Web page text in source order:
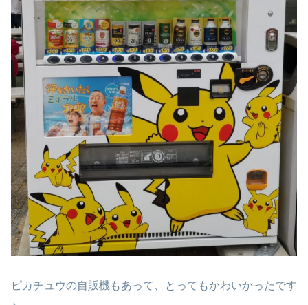
ピカチュウの自販機もあって、とってもかわいかったです